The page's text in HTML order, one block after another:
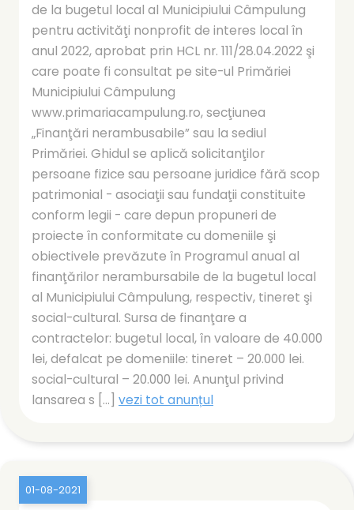
de la bugetul local al Municipiului Câmpulung
pentru activităţi nonprofit de interes local în
anul 2022, aprobat prin HCL nr. 111/28.04.2022 şi
care poate fi consultat pe site-ul Primăriei
Municipiului Câmpulung
www.primariacampulung.ro, secţiunea
„Finanţări nerambusabile” sau la sediul
Primăriei. Ghidul se aplică solicitanţilor
persoane fizice sau persoane juridice fără scop
patrimonial - asociaţii sau fundaţii constituite
conform legii - care depun propuneri de
proiecte în conformitate cu domeniile şi
obiectivele prevăzute în Programul anual al
finanţărilor nerambursabile de la bugetul local
al Municipiului Câmpulung, respectiv, tineret şi
social-cultural. Sursa de finanţare a
contractelor: bugetul local, în valoare de 40.000
lei, defalcat pe domeniile: tineret – 20.000 lei.
social-cultural – 20.000 lei. Anunţul privind
lansarea s [...] vezi tot anunțul
01-08-2021